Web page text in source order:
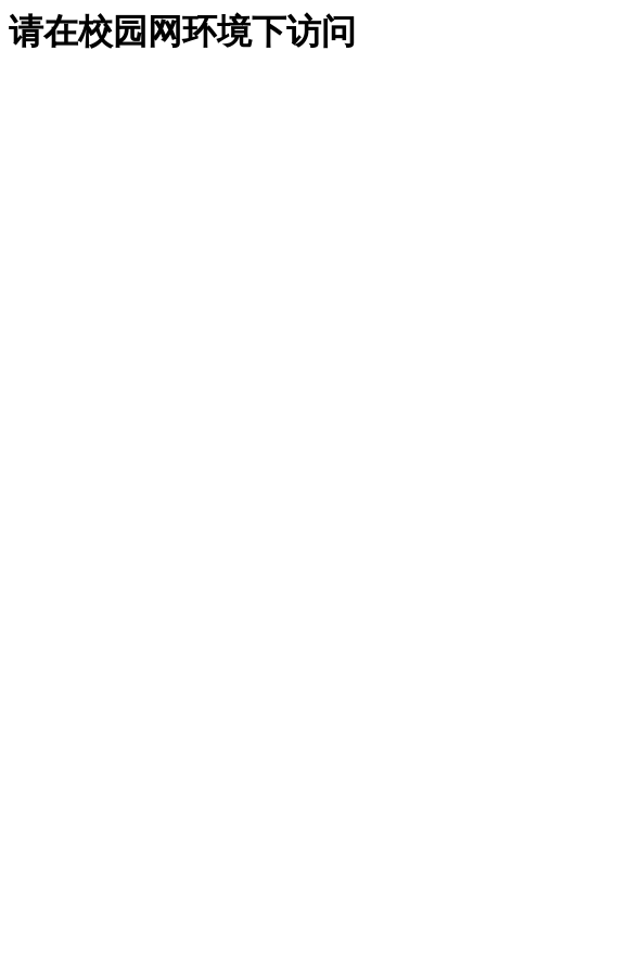
请在校园网环境下访问